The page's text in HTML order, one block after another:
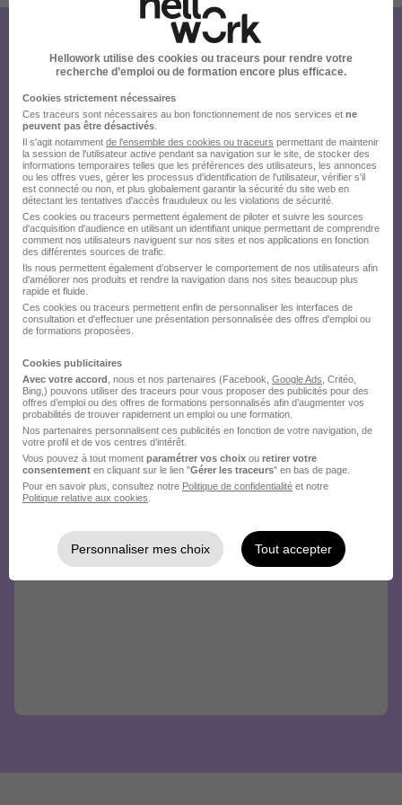
Créez votre compte Hellowork et
envoyez votre candidature !
Hellowork utilise des cookies ou traceurs pour rendre votre
recherche d’emploi ou de formation encore plus efficace.
Cookies strictement nécessaires
Ces traceurs sont nécessaires au bon fonctionnement de nos services et ne
peuvent pas être désactivés
Il s'agit notamment de l'ensemble des cookies ou traceurs permettant de maintenir
la session de l'utilisateur active pendant sa navigation sur le site, de stocker des
informations temporaires telles que les préférences des utilisateurs, les annonces
ou les offres vues, gérer les processus d'identification de l'utilisateur, vérifier s'il
est connecté ou non, et plus globalement garantir la sécurité du site web en
détectant les tentatives d'accès frauduleux ou les violations de sécurité.
Ces cookies ou traceurs permettent également de piloter et suivre les sources
d'acquisition d'audience en utilisant un identifiant unique permettant de comprendre
comment nos utilisateurs naviguent sur nos sites et nos applications en fonction
des différentes sources de trafic.
Ils nous permettent également d’observer le comportement de nos utilisateurs afin
d'améliorer nos produits et rendre la navigation dans nos sites beaucoup plus
rapide et fluide.
Ces cookies ou traceurs permettent enfin de personnaliser les interfaces de
consultation et d'effectuer une présentation personnalisée des offres d'emploi ou
de formations proposées.
Cookies publicitaires
Avec votre accord , nous et nos partenaires (Facebook, Google Ads , Critéo,
Bing,) pouvons utiliser des traceurs pour vous proposer des publicités pour des
offres d’emploi ou des offres de formations personnalisés afin d’augmenter vos
probabilités de trouver rapidement un emploi ou une formation.
Nos partenaires personnalisent ces publicités en fonction de votre navigation, de
votre profil et de vos centres d’intérêt.
Vous pouvez à tout moment paramétrer vos choix ou retirer votre
consentement en cliquant sur le lien "Gérer les traceurs" en bas de page.
Pour en savoir plus, consultez notre Politique de confidentialité et notre
Politique relative aux cookies
Personnaliser mes choix Tout accepter